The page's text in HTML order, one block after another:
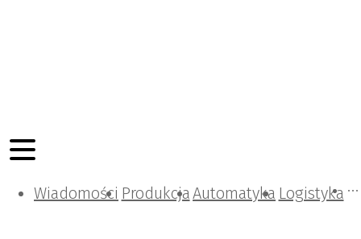
Wiadomości ProdukcjaAutomatyka Logistyka
Projektowanie i konstrukcje
Zarządzanie i IT
Tematy specjalne